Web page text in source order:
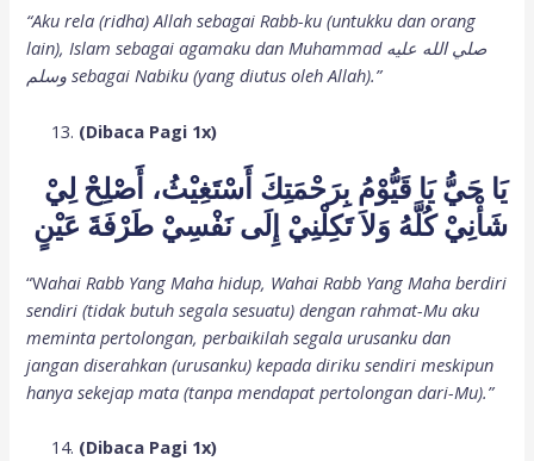
“Aku rela (ridha) Allah sebagai Rabb-ku (untukku dan orang
lain), Islam sebagai agamaku dan Muhammad صلي الله عليه
وسلم sebagai Nabiku (yang diutus oleh Allah).”
(Dibaca Pagi 1x)
يَا حَيُّ يَا قَيُّوْمُ بِرَحْمَتِكَ أَسْتَغِيْثُ، أَصْلِحْ لِيْ
شَأْنِيْ كُلَّهُ وَلاَ تَكِلْنِيْ إِلَى نَفْسِيْ طَرْفَةَ عَيْنٍ
“Wahai Rabb Yang Maha hidup, Wahai Rabb Yang Maha berdiri
sendiri (tidak butuh segala sesuatu) dengan rahmat-Mu aku
meminta pertolongan, perbaikilah segala urusanku dan
jangan diserahkan (urusanku) kepada diriku sendiri meskipun
hanya sekejap mata (tanpa mendapat pertolongan dari-Mu).”
(Dibaca Pagi 1x)